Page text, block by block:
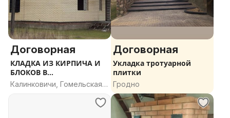
Договорная
КЛАДКА ИЗ КИРПИЧА И
БЛОКОВ В
КАЛИНКОВИЧАХ И В
Калинковичи, Гомельская
Договорная
Укладка тротуарной
плитки
Гродно